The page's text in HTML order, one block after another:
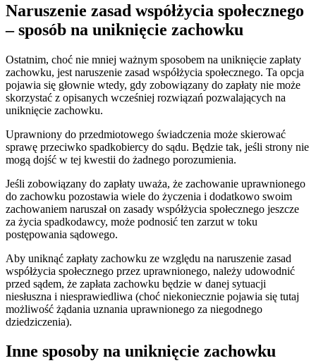
Naruszenie zasad współżycia społecznego
– sposób na uniknięcie zachowku
Ostatnim, choć nie mniej ważnym sposobem na uniknięcie zapłaty
zachowku, jest naruszenie zasad współżycia społecznego. Ta opcja
pojawia się głownie wtedy, gdy zobowiązany do zapłaty nie może
skorzystać z opisanych wcześniej rozwiązań pozwalających na
uniknięcie zachowku.
Uprawniony do przedmiotowego świadczenia może skierować
sprawę przeciwko spadkobiercy do sądu. Będzie tak, jeśli strony nie
mogą dojść w tej kwestii do żadnego porozumienia.
Jeśli zobowiązany do zapłaty uważa, że zachowanie uprawnionego
do zachowku pozostawia wiele do życzenia i dodatkowo swoim
zachowaniem naruszał on zasady współżycia społecznego jeszcze
za życia spadkodawcy, może podnosić ten zarzut w toku
postępowania sądowego.
Aby uniknąć zapłaty zachowku ze względu na naruszenie zasad
współżycia społecznego przez uprawnionego, należy udowodnić
przed sądem, że zapłata zachowku będzie w danej sytuacji
niesłuszna i niesprawiedliwa (choć niekoniecznie pojawia się tutaj
możliwość żądania uznania uprawnionego za niegodnego
dziedziczenia).
Inne sposoby na uniknięcie zachowku